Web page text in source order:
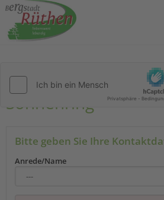
Kontakt zu
Sonnenring
Bitte geben Sie Ihre
Anrede/Name